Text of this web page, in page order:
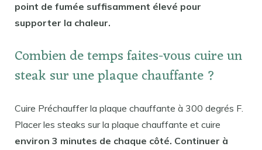
point de fumée suffisamment élevé pour
supporter la chaleur.
Combien de temps faites-vous cuire un
steak sur une plaque chauffante ?
Cuire Préchauffer la plaque chauffante à 300 degrés F.
Placer les steaks sur la plaque chauffante et cuire
environ 3 minutes de chaque côté. Continuer à